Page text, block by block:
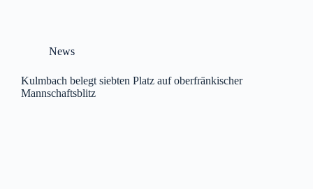
News
Kulmbach belegt siebten Platz auf oberfränkischer
Mannschaftsblitz